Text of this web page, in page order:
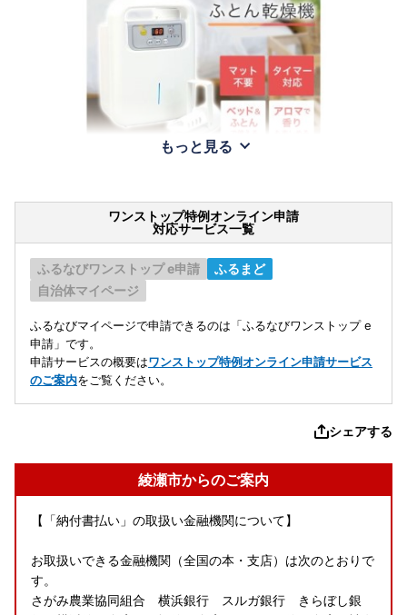
もっと見る
ワンストップ特例オンライン申請
対応サービス一覧
ふるなびワンストップ e申請
ふるまど
自治体マイページ
ふるなびマイページで申請できるのは「ふるなびワンストップ e
申請」です。
申請サービスの概要はワンストップ特例オンライン申請サービス
のご案内をご覧ください。
シェアする
綾瀬市からのご案内
【「納付書払い」の取扱い金融機関について】
お取扱いできる金融機関（全国の本・支店）は次のとおりで
す。
さがみ農業協同組合 横浜銀行 スルガ銀行 きらぼし銀